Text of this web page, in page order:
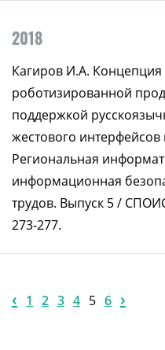
2018
Кагиров И.А. Концепция
роботизированной
поддержкой
жестового интерфейсов
Региональная
информационная
трудов. Выпуск 5 /
273-277.
‹ 1 2 3 4 5 6 ›